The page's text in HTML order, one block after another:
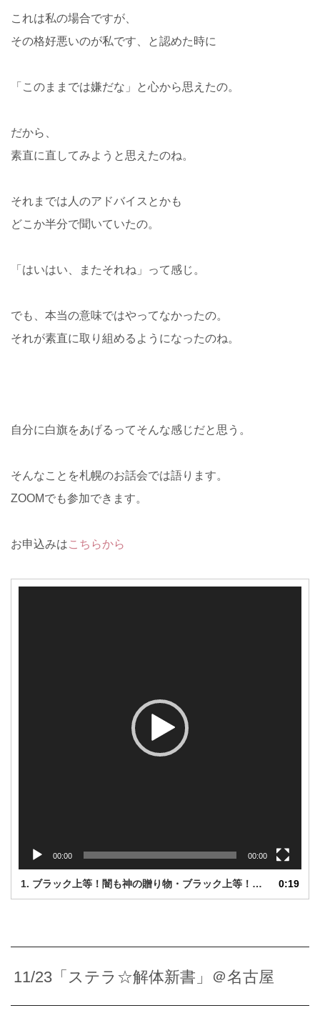
これは私の場合ですが、
その格好悪いのが私です、と認めた時に
「このままでは嫌だな」と心から思えたの。
だから、
素直に直してみようと思えたのね。
それまでは人のアドバイスとかも
どこか半分で聞いていたの。
「はいはい、またそれね」って感じ。
でも、本当の意味ではやってなかったの。
それが素直に取り組めるようになったのね。
自分に白旗をあげるってそんな感じだと思う。
そんなことを札幌のお話会では語ります。
ZOOMでも参加できます。
お申込みはこちらから
00:00 00:00
1. ブラック上等！闇も神の贈り物・ブラック上等！闇も神の贈り物・ブラック上等！闇も神の贈り物 0:19
11/23「ステラ☆解体新書」＠名古屋